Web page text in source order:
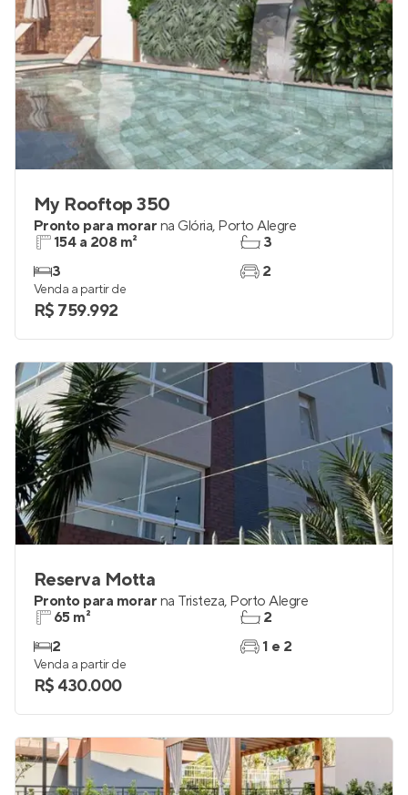
My Rooftop 350
Pronto para morar na Glória, Porto Alegre
154 a 208 m²
3
3
2
Venda a partir de
R$ 759.992
Reserva Motta
Pronto para morar na Tristeza, Porto Alegre
65 m²
2
2
1 e 2
Venda a partir de
R$ 430.000